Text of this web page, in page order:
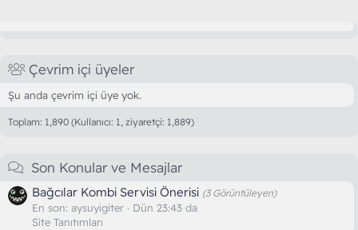
Çevrim içi üyeler
Şu anda çevrim içi üye yok.
Toplam: 1,890 (Kullanıcı: 1, ziyaretçi: 1,889)
Son Konular ve Mesajlar
Bağcılar Kombi Servisi Önerisi (3 Görüntüleyen)
En son: aysuyigiter
Dün 23:43 da
Site Tanıtımları